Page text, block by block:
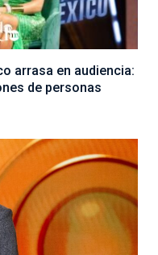
arrasa en audiencia:
de personas